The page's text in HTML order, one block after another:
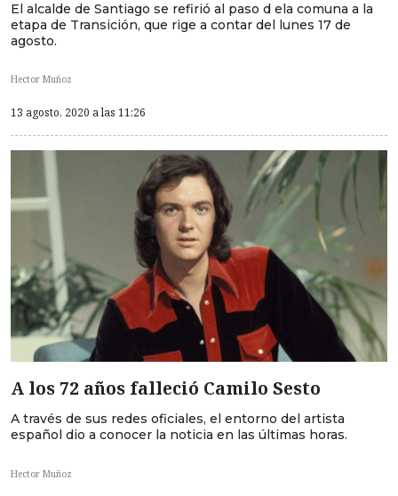
El alcalde de Santiago se refirió al paso d ela comuna a la
etapa de Transición, que rige a contar del lunes 17 de
agosto.
Hector Muñoz
13 agosto, 2020 a las 11:26
A los 72 años falleció Camilo Sesto
A través de sus redes oficiales, el entorno del artista
español dio a conocer la noticia en las últimas horas.
Hector Muñoz